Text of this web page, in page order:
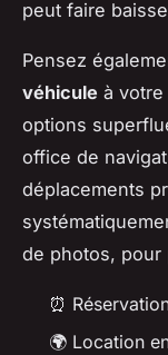
peut faire
Pensez
véhicule à
options
office de
déplacements
de photos, pour
⏰
🌍 Location